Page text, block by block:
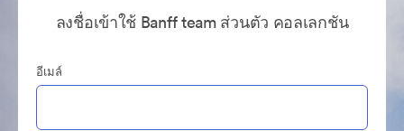
ลงชื่อเข้าใช้ Banff team ส่วนตัว คอลเลกชัน
อีเมล์